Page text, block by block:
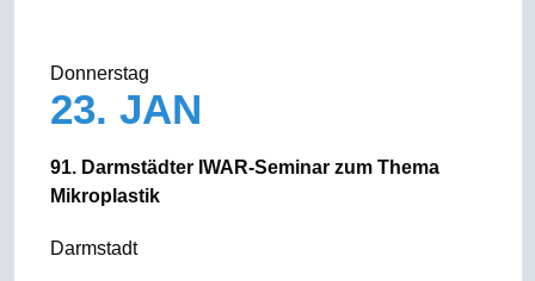
Donnerstag
23. JAN
91. Darmstädter IWAR-Seminar zum Thema
Mikroplastik
Darmstadt